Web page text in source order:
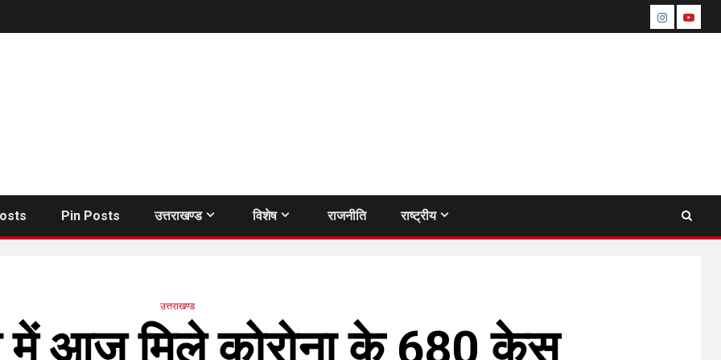
instagram
Pin Posts उत्तराखण्ड विशेष राजनीति राष्ट्रीय
उत्तराखण्ड
में आज मिले कोरोना के 680 केस